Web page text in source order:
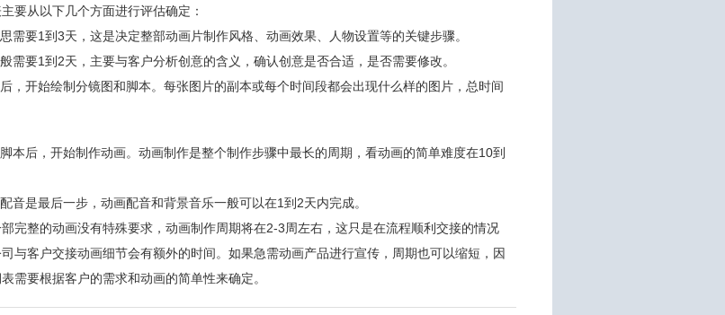
要从以下几个方面进行评估确定：
需要1到3天，这是决定整部动画片制作风格、动画效果、人物设置等的关键步骤。
需要1到2天，主要与客户分析创意的含义，确认创意是否合适，是否需要修改。
，开始绘制分镜图和脚本。每张图片的副本或每个时间段都会出现什么样的图片，总时间
本后，开始制作动画。动画制作是整个制作步骤中最长的周期，看动画的简单难度在10到
音是最后一步，动画配音和背景音乐一般可以在1到2天内完成。
完整的动画没有特殊要求，动画制作周期将在2-3周左右，这只是在流程顺利交接的情况
与客户交接动画细节会有额外的时间。如果急需动画产品进行宣传，周期也可以缩短，因
需要根据客户的需求和动画的简单性来确定。